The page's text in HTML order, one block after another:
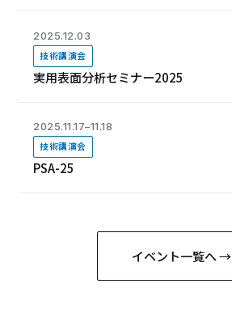
2025.12.03
技術講演会
実用表面分析セミナー2025
2025.11.17–11.18
技術講演会
PSA-25
イベント一覧へ →